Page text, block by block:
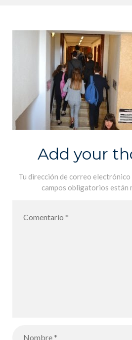
Add your
Tu dirección de correo electrónico
campos obligatorios están